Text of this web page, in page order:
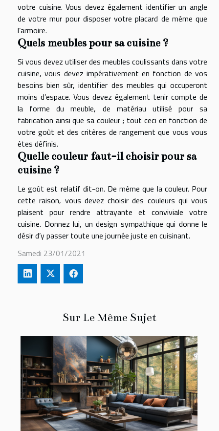
Sur Le Même Sujet
votre cuisine. Vous devez également identifier un angle
de votre mur pour disposer votre placard de même que
l’armoire.
Quels meubles pour sa cuisine ?
Si vous devez utiliser des meubles coulissants dans votre
cuisine, vous devez impérativement en fonction de vos
besoins bien sûr, identifier des meubles qui occuperont
moins d’espace. Vous devez également tenir compte de
la forme du meuble, de matériau utilisé pour sa
fabrication ainsi que sa couleur ; tout ceci en fonction de
votre goût et des critères de rangement que vous vous
êtes définis.
Quelle couleur faut-il choisir pour sa
cuisine ?
Le goût est relatif dit-on. De même que la couleur. Pour
cette raison, vous devez choisir des couleurs qui vous
plaisent pour rendre attrayante et conviviale votre
cuisine. Donnez lui, un design sympathique qui donne le
désir d’y passer toute une journée juste en cuisinant.
Samedi 23/01/2021